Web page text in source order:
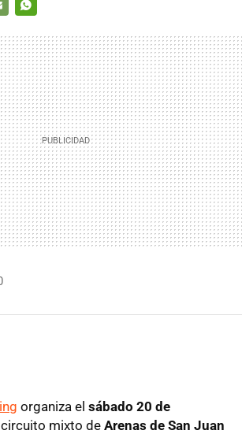
organiza el sábado 20 de
mixto de Arenas de San Juan